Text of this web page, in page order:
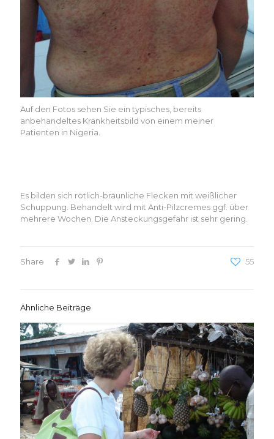
Auf den Fotos sehen Sie ein typisches, bereits
anbehandeltes Krankheitsbild von einem meiner
Patienten in Nigeria.
Es bilden sich rötlich-bräunliche Flecken mit weißlicher
Schuppung. Behandelt wird mit Anti-Pilzcremes ggf. über
mehrere Wochen. Die Ansteckungsgefahr ist sehr gering.
Share 55
Ähnliche Beiträge